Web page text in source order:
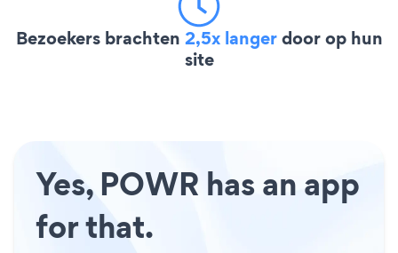
Bezoekers brachten 2,5x langerdoor op hun
site
Yes, POWR has an app
for that.